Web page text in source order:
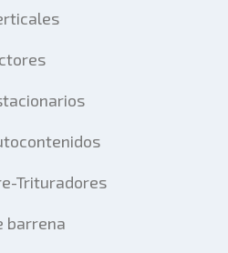
Trituradores
barrena